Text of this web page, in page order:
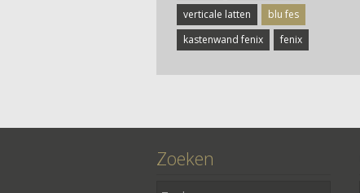
verticale latten
blu fes
kastenwand fenix
fenix
Zoeken